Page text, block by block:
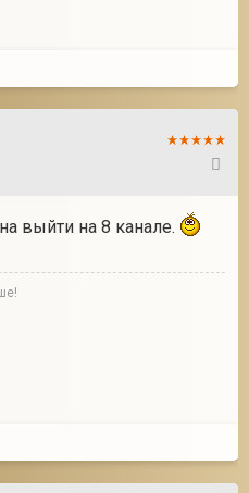
выйти на 8 канале.